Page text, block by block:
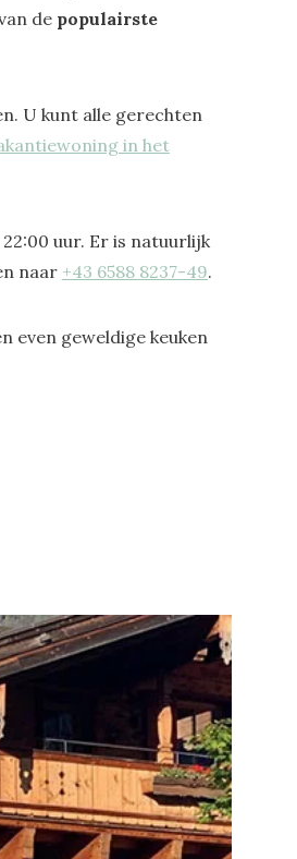
de populairste
U kunt alle gerechten
in het
uur. Er is natuurlijk
naar +43 6588 8237-49.
even geweldige keuken